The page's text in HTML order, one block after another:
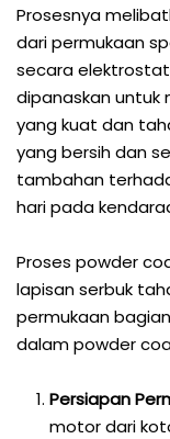
Prosesnya
dari permukaan
secara
dipanaskan untuk
yang kuat dan
yang bersih dan
tambahan
hari pada
Proses powder
lapisan serbuk
permukaan
dalam powder
Persiapan
motor dari